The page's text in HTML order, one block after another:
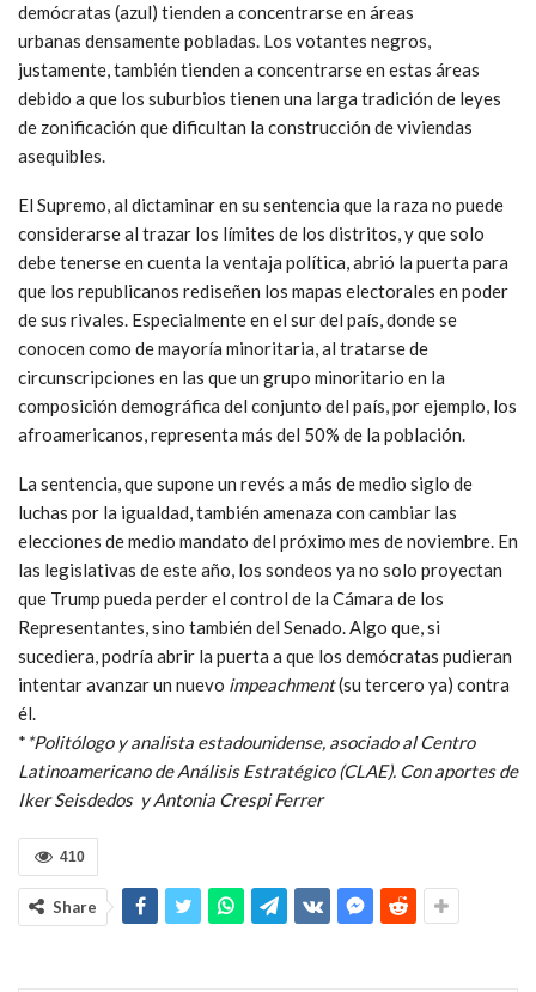
demócratas (azul) tienden a concentrarse en áreas
urbanas densamente pobladas. Los votantes negros,
justamente, también tienden a concentrarse en estas áreas
debido a que los suburbios tienen una larga tradición de leyes
de zonificación que dificultan la construcción de viviendas
asequibles.
El Supremo, al dictaminar en su sentencia que la raza no puede
considerarse al trazar los límites de los distritos, y que solo
debe tenerse en cuenta la ventaja política, abrió la puerta para
que los republicanos rediseñen los mapas electorales en poder
de sus rivales. Especialmente en el sur del país, donde se
conocen como de mayoría minoritaria, al tratarse de
circunscripciones en las que un grupo minoritario en la
composición demográfica del conjunto del país, por ejemplo, los
afroamericanos, representa más del 50% de la población.
La sentencia, que supone un revés a más de medio siglo de
luchas por la igualdad, también amenaza con cambiar las
elecciones de medio mandato del próximo mes de noviembre. En
las legislativas de este año, los sondeos ya no solo proyectan
que Trump pueda perder el control de la Cámara de los
Representantes, sino también del Senado. Algo que, si
sucediera, podría abrir la puerta a que los demócratas pudieran
intentar avanzar un nuevo impeachment(su tercero ya) contra
él.
**Politólogo y analista estadounidense, asociado al Centro
Latinoamericano de Análisis Estratégico (CLAE). Con aportes de
Iker Seisdedosy Antonia Crespi Ferrer
410
Share